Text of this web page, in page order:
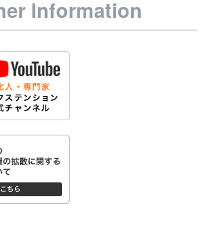
Information